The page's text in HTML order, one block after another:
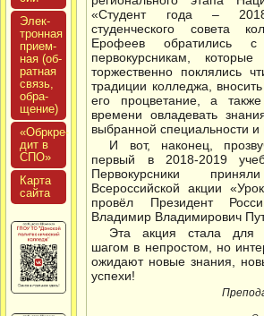
Элек­
трон­ная
при­ем­
ная (об­
ратная
связь,
об­ра­
щение)
«Обркре­
дит в
СПО»
Кар­та
сай­та
«Студент года –
студенческого совета
Ерофеев обратились
первокурсникам,
торжественно поклялись
традиции колледжа,
его процветание, а
времени овладевать
выбранной специальности и
И вот, наконец,
первый в 2018-2019
Первокурсники
Всероссийской акции
провёл Президент
Владимир Владимирович
Эта акция стала для
шагом в непростом, но
ожидают новые знания,
успехи!